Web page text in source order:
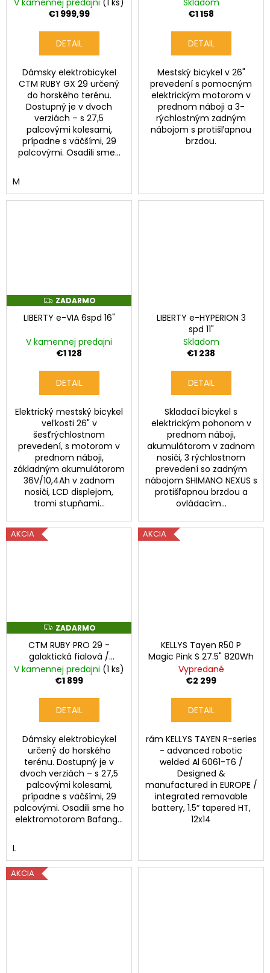
M
O
V kamennej predajni (1 ks)
€1 999,99
DETAIL
Dámsky elektrobicykel
CTM RUBY GX 29 určený
do horského terénu.
Dostupný je v dvoch
verziách – s 27,5
palcovými kolesami,
prípadne s väčšími, 29
palcovými. Osadili sme...
M
Skladom
€1 158
DETAIL
Mestský bicykel v 26"
prevedení s pomocným
elektrickým motorom v
prednom náboji a 3-
rýchlostným zadným
nábojom s protišľapnou
brzdou.
Z
A
D
M
O
ZADARMO
LIBERTY e-VIA 6spd 16"
V kamennej predajni
€1 128
DETAIL
Elektrický mestský bicykel
veľkosti 26" v
šesťrýchlostnom
prevedení, s motorom v
prednom náboji,
základným akumulátorom
36V/10,4Ah v zadnom
nosiči, LCD displejom,
tromi stupňami...
LIBERTY e-HYPERION 3
spd 11"
Skladom
€1 238
DETAIL
Skladací bicykel s
elektrickým pohonom v
prednom náboji,
akumulátorom v zadnom
nosiči, 3 rýchlostnom
prevedení so zadným
nábojom SHIMANO NEXUS s
protišľapnou brzdou a
ovládacím...
AKCIA
Z
A
D
A
R
M
O
ZADARMO
CTM RUBY PRO 29 -
galaktická fialová /
hodvábna sivá
V kamennej predajni (1 ks)
€1 899
DETAIL
Dámsky elektrobicykel
určený do horského
terénu. Dostupný je v
dvoch verziách – s 27,5
palcovými kolesami,
prípadne s väčšími, 29
palcovými. Osadili sme ho
elektromotorom Bafang...
L
AKCIA
KELLYS Tayen R50 P
Magic Pink S 27.5" 820Wh
Vypredané
€2 299
DETAIL
rám KELLYS TAYEN R-series
- advanced robotic
welded Al 6061-T6 /
Designed &
manufactured in EUROPE /
integrated removable
battery, 1.5“ tapered HT,
12x14
AKCIA